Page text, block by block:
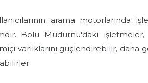
arama motorlarında
Bolu Mudurnu'daki
varlıklarını güçlendirebilir,